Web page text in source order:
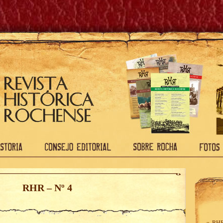
RHR – Nº 4